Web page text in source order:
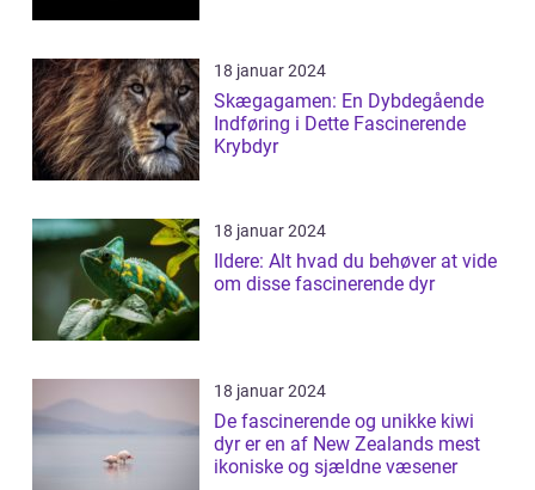
18 januar 2024
Skægagamen: En Dybdegående
Indføring i Dette Fascinerende
Krybdyr
18 januar 2024
Ildere: Alt hvad du behøver at vide
om disse fascinerende dyr
18 januar 2024
De fascinerende og unikke kiwi
dyr er en af New Zealands mest
ikoniske og sjældne væsener